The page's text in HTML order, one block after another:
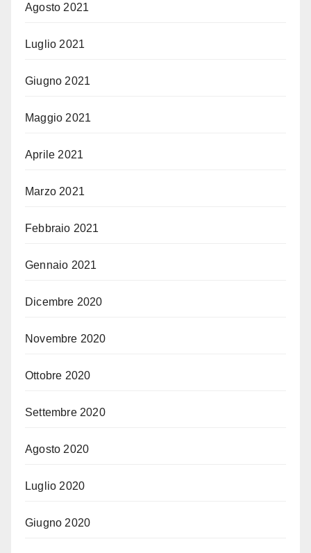
Agosto 2021
Luglio 2021
Giugno 2021
Maggio 2021
Aprile 2021
Marzo 2021
Febbraio 2021
Gennaio 2021
Dicembre 2020
Novembre 2020
Ottobre 2020
Settembre 2020
Agosto 2020
Luglio 2020
Giugno 2020